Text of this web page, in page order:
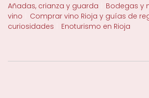
Añadas, crianza y guarda Bodegas y
vino
Comprar vino Rioja y guías de
curiosidades
Enoturismo en Rioja